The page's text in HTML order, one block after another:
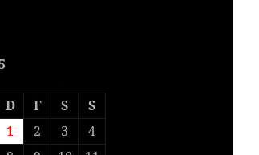
D F S
S
1
2 3
4